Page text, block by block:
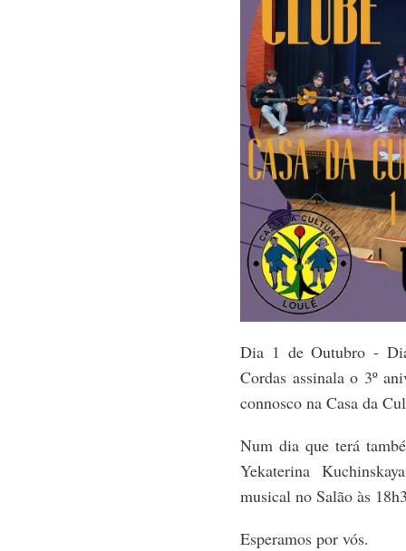
Dia 1 de Outubro -
Cordas assinala o 3º
connosco na Casa da
Num dia que terá
Yekaterina
musical no Salão às
Esperamos por vós.